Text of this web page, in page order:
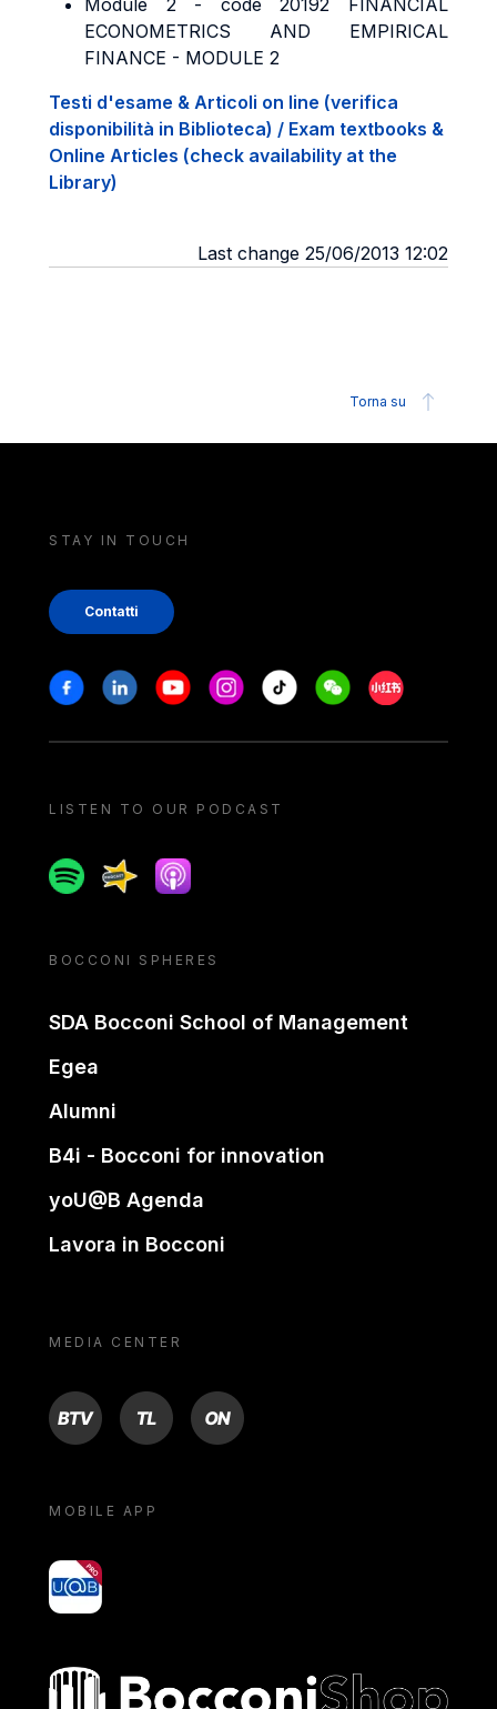
Module 2 - code 20192 FINANCIAL
ECONOMETRICS AND EMPIRICAL
FINANCE - MODULE 2
Testi d'esame & Articoli on line (verifica
disponibilità in Biblioteca) / Exam textbooks &
Online Articles (check availability at the
Library)
Last change 25/06/2013 12:02
Torna su
STAY IN TOUCH
Contatti
Stay in touch
FacebookLinkedinYoutubeInstagram
Tiktok WeechatXiaohongshu/
LISTEN TO OUR PODCAST
SpotifySpreakerApple podcast
BOCCONI SPHERES
SDA Bocconi School of Management
Egea
Alumni
B4i - Bocconi for innovation
yoU@B Agenda
Lavora in Bocconi
MEDIA CENTER
BTV TL ON
MOBILE APP
yoU@B
Bocconi shop